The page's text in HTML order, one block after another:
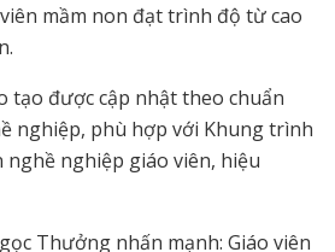
mầm non đạt trình độ từ cao
tạo được cập nhật theo chuẩn
nghiệp, phù hợp với Khung trình
nghề nghiệp giáo viên, hiệu
Thưởng nhấn mạnh: Giáo viên